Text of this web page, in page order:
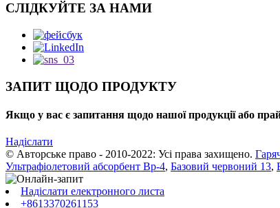
СЛІДКУЙТЕ ЗА НАМИ
ЗАПИТ ЩОДО ПРОДУКТУ
Якщо у вас є запитання щодо нашої продукції або
Надіслати
© Авторське право - 2010-2022: Усі права захищено.
Ультрафіолетовий абсорбент Bp-4, Базовий червоний 13,
Надіслати електронного листа
+8613370261153